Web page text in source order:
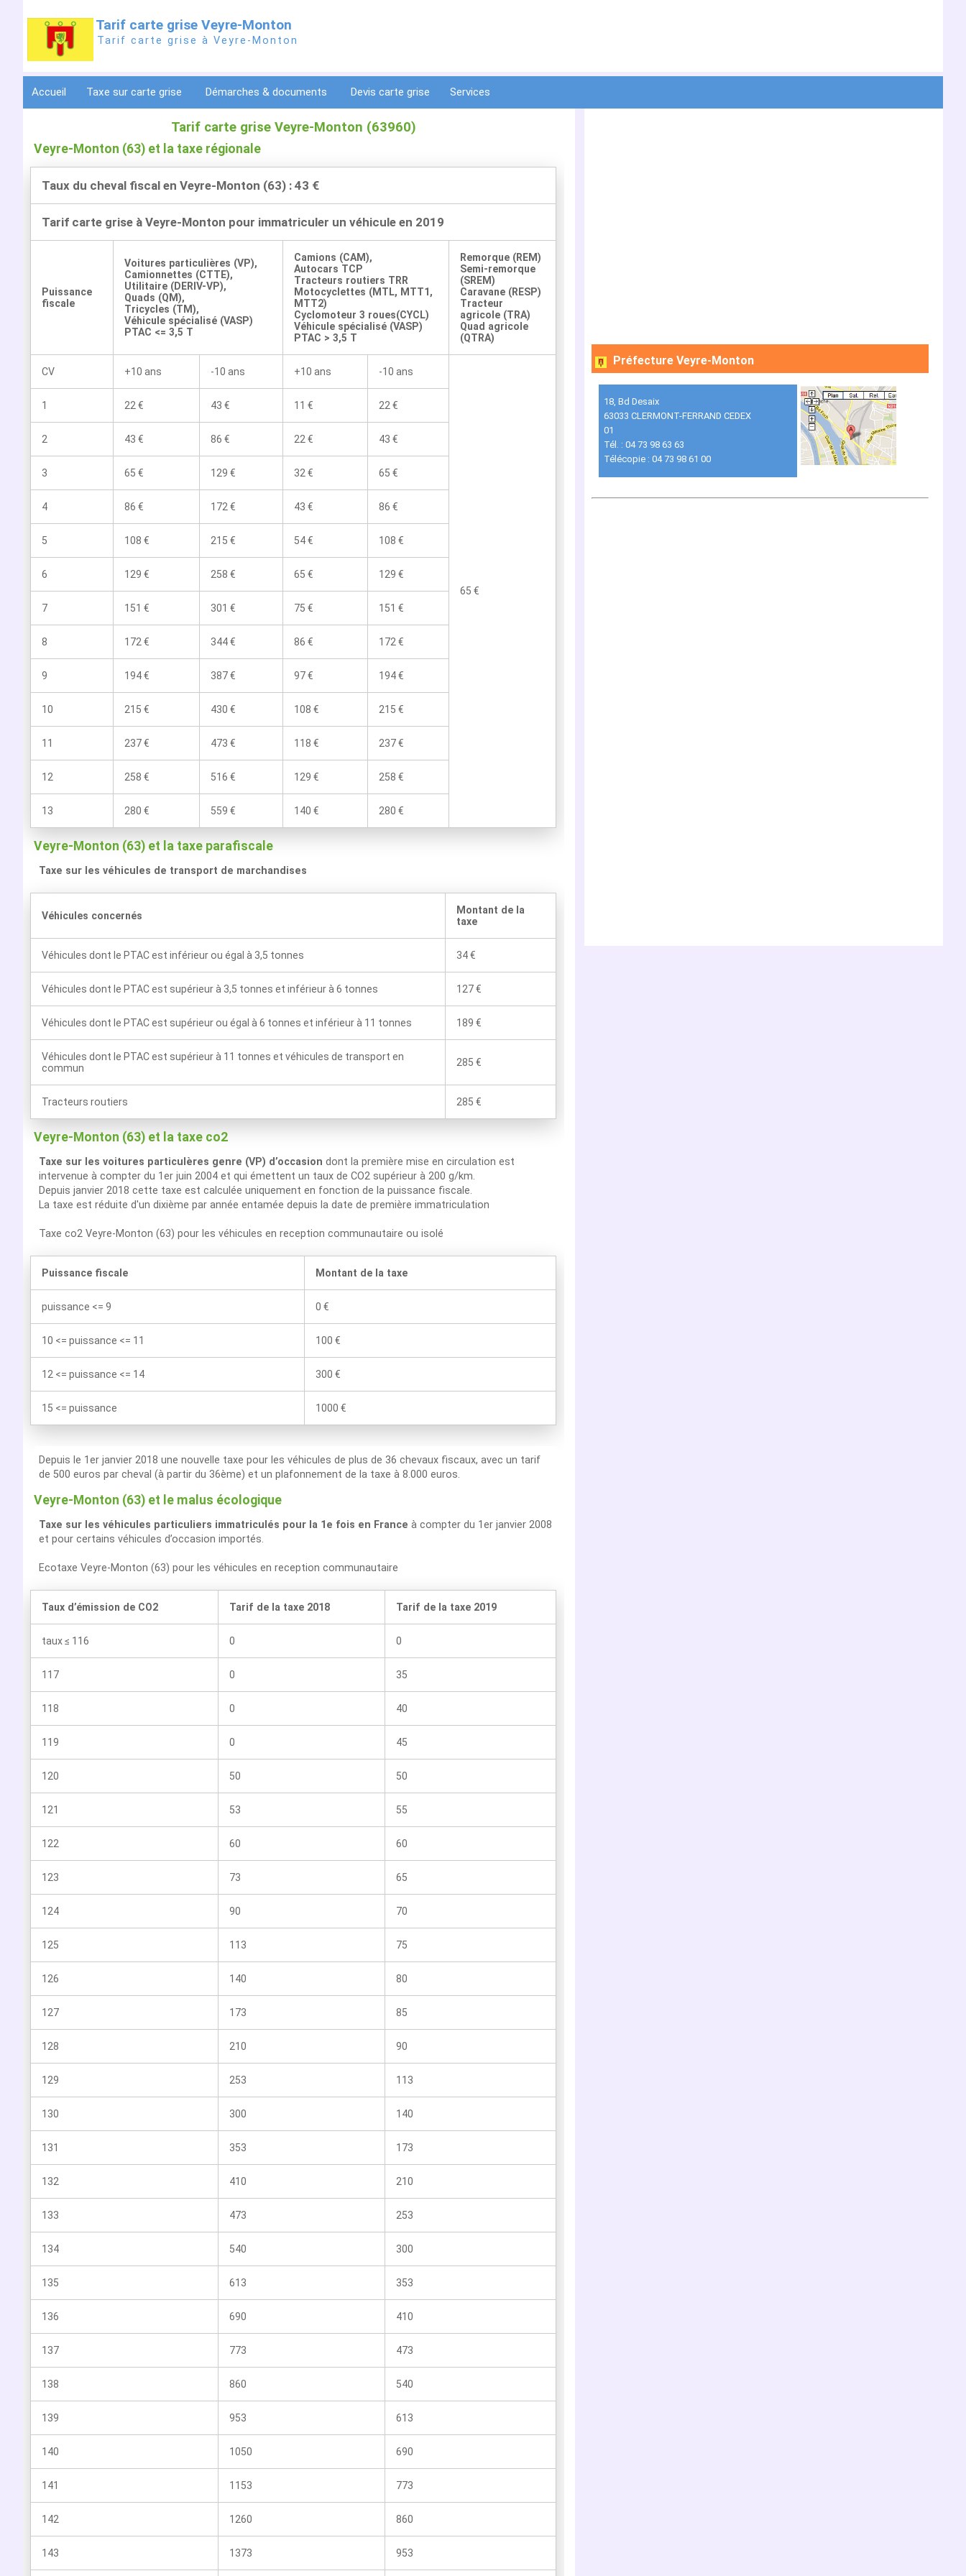
Tarif carte grise Veyre-Monton
Tarif carte grise à Veyre-Monton
Accueil Taxe sur carte grise Démarches & documents Devis carte grise Services
Tarif carte grise Veyre-Monton (63960)
Veyre-Monton (63) et la taxe régionale
Taux du cheval fiscal en Veyre-Monton (63) : 43 €
Tarif carte grise à Veyre-Monton pour immatriculer un véhicule en 2019
Puissance
fiscale
Voitures particulières (VP),
Camionnettes (CTTE),
Utilitaire (DERIV-VP),
Quads (QM),
Tricycles (TM),
Véhicule spécialisé (VASP)
PTAC <= 3,5 T
Camions (CAM),
Autocars TCP
Tracteurs routiers TRR
Motocyclettes (MTL, MTT1,
MTT2)
Cyclomoteur 3 roues(CYCL)
Véhicule spécialisé (VASP)
PTAC > 3,5 T
Remorque (REM)
Semi-remorque
(SREM)
Caravane (RESP)
Tracteur
agricole (TRA)
Quad agricole
(QTRA)
CV +10 ans -10 ans +10 ans -10 ans
65 €
1 22 € 43 € 11 € 22 €
2 43 € 86 € 22 € 43 €
3 65 € 129 € 32 € 65 €
4 86 € 172 € 43 € 86 €
5 108 € 215 € 54 € 108 €
6 129 € 258 € 65 € 129 €
7 151 € 301 € 75 € 151 €
8 172 € 344 € 86 € 172 €
9 194 € 387 € 97 € 194 €
10 215 € 430 € 108 € 215 €
11 237 € 473 € 118 € 237 €
12 258 € 516 € 129 € 258 €
13 280 € 559 € 140 € 280 €
Veyre-Monton (63) et la taxe parafiscale
Taxe sur les véhicules de transport de marchandises
Véhicules concernés
Montant de la
taxe
Véhicules dont le PTAC est inférieur ou égal à 3,5 tonnes 34 €
Véhicules dont le PTAC est supérieur à 3,5 tonnes et inférieur à 6 tonnes 127 €
Véhicules dont le PTAC est supérieur ou égal à 6 tonnes et inférieur à 11 tonnes 189 €
Véhicules dont le PTAC est supérieur à 11 tonnes et véhicules de transport en
commun
285 €
Tracteurs routiers 285 €
Veyre-Monton (63) et la taxe co2
Taxe sur les voitures particulères genre (VP) d’occasion dont la première mise en circulation est
intervenue à compter du 1er juin 2004 et qui émettent un taux de CO2 supérieur à 200 g/km.
Depuis janvier 2018 cette taxe est calculée uniquement en fonction de la puissance fiscale.
La taxe est réduite d'un dixième par année entamée depuis la date de première immatriculation
Taxe co2 Veyre-Monton (63) pour les véhicules en reception communautaire ou isolé
Puissance fiscale Montant de la taxe
puissance <= 9 0 €
10 <= puissance <= 11 100 €
12 <= puissance <= 14 300 €
15 <= puissance 1000 €
Depuis le 1er janvier 2018 une nouvelle taxe pour les véhicules de plus de 36 chevaux fiscaux, avec un tarif
de 500 euros par cheval (à partir du 36ème) et un plafonnement de la taxe à 8.000 euros.
Veyre-Monton (63) et le malus écologique
Taxe sur les véhicules particuliers immatriculés pour la 1e fois en France à compter du 1er janvier 2008
et pour certains véhicules d’occasion importés.
Ecotaxe Veyre-Monton (63) pour les véhicules en reception communautaire
Taux d’émission de CO2 Tarif de la taxe 2018 Tarif de la taxe 2019
taux ≤ 116 0 0
117 0 35
118 0 40
119 0 45
120 50 50
121 53 55
122 60 60
123 73 65
124 90 70
125 113 75
126 140 80
127 173 85
128 210 90
129 253 113
130 300 140
131 353 173
132 410 210
133 473 253
134 540 300
135 613 353
136 690 410
137 773 473
138 860 540
139 953 613
140 1050 690
141 1153 773
142 1260 860
143 1373 953
Préfecture Veyre-Monton
18, Bd Desaix
63033 CLERMONT-FERRAND CEDEX
01
Tél. : 04 73 98 63 63
Télécopie : 04 73 98 61 00